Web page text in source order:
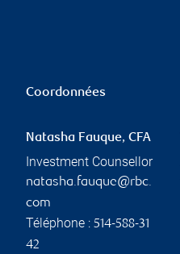
Coordonnées
Natasha Fauque, CFA
Investment Counsellor
natasha.fauque@rbc.
com
Téléphone : 514-588-31
42